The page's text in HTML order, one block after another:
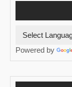
Powered by